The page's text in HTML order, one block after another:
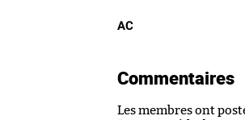
AC
Commentaires
Les membres ont